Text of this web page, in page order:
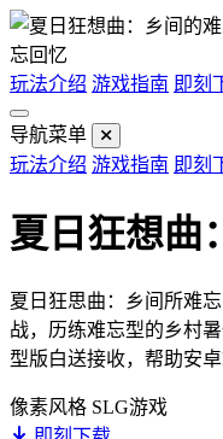
忘回忆
玩法介绍 游戏指南 即刻
导航菜单
玩法介绍 游戏指南 即刻
夏日狂想曲
夏日狂思曲：乡间所难
战，历练难忘型的乡村
型版白送接收，帮助安卓
像素风格 SLG游戏